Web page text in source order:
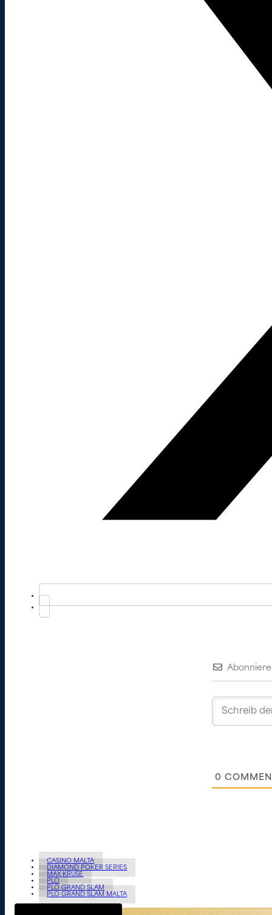
0
CASINO MALTA
DIAMOND POKER SERIES
MAX KRUSE
PLO
PLO GRAND SLAM
PLO GRAND SLAM MALTA